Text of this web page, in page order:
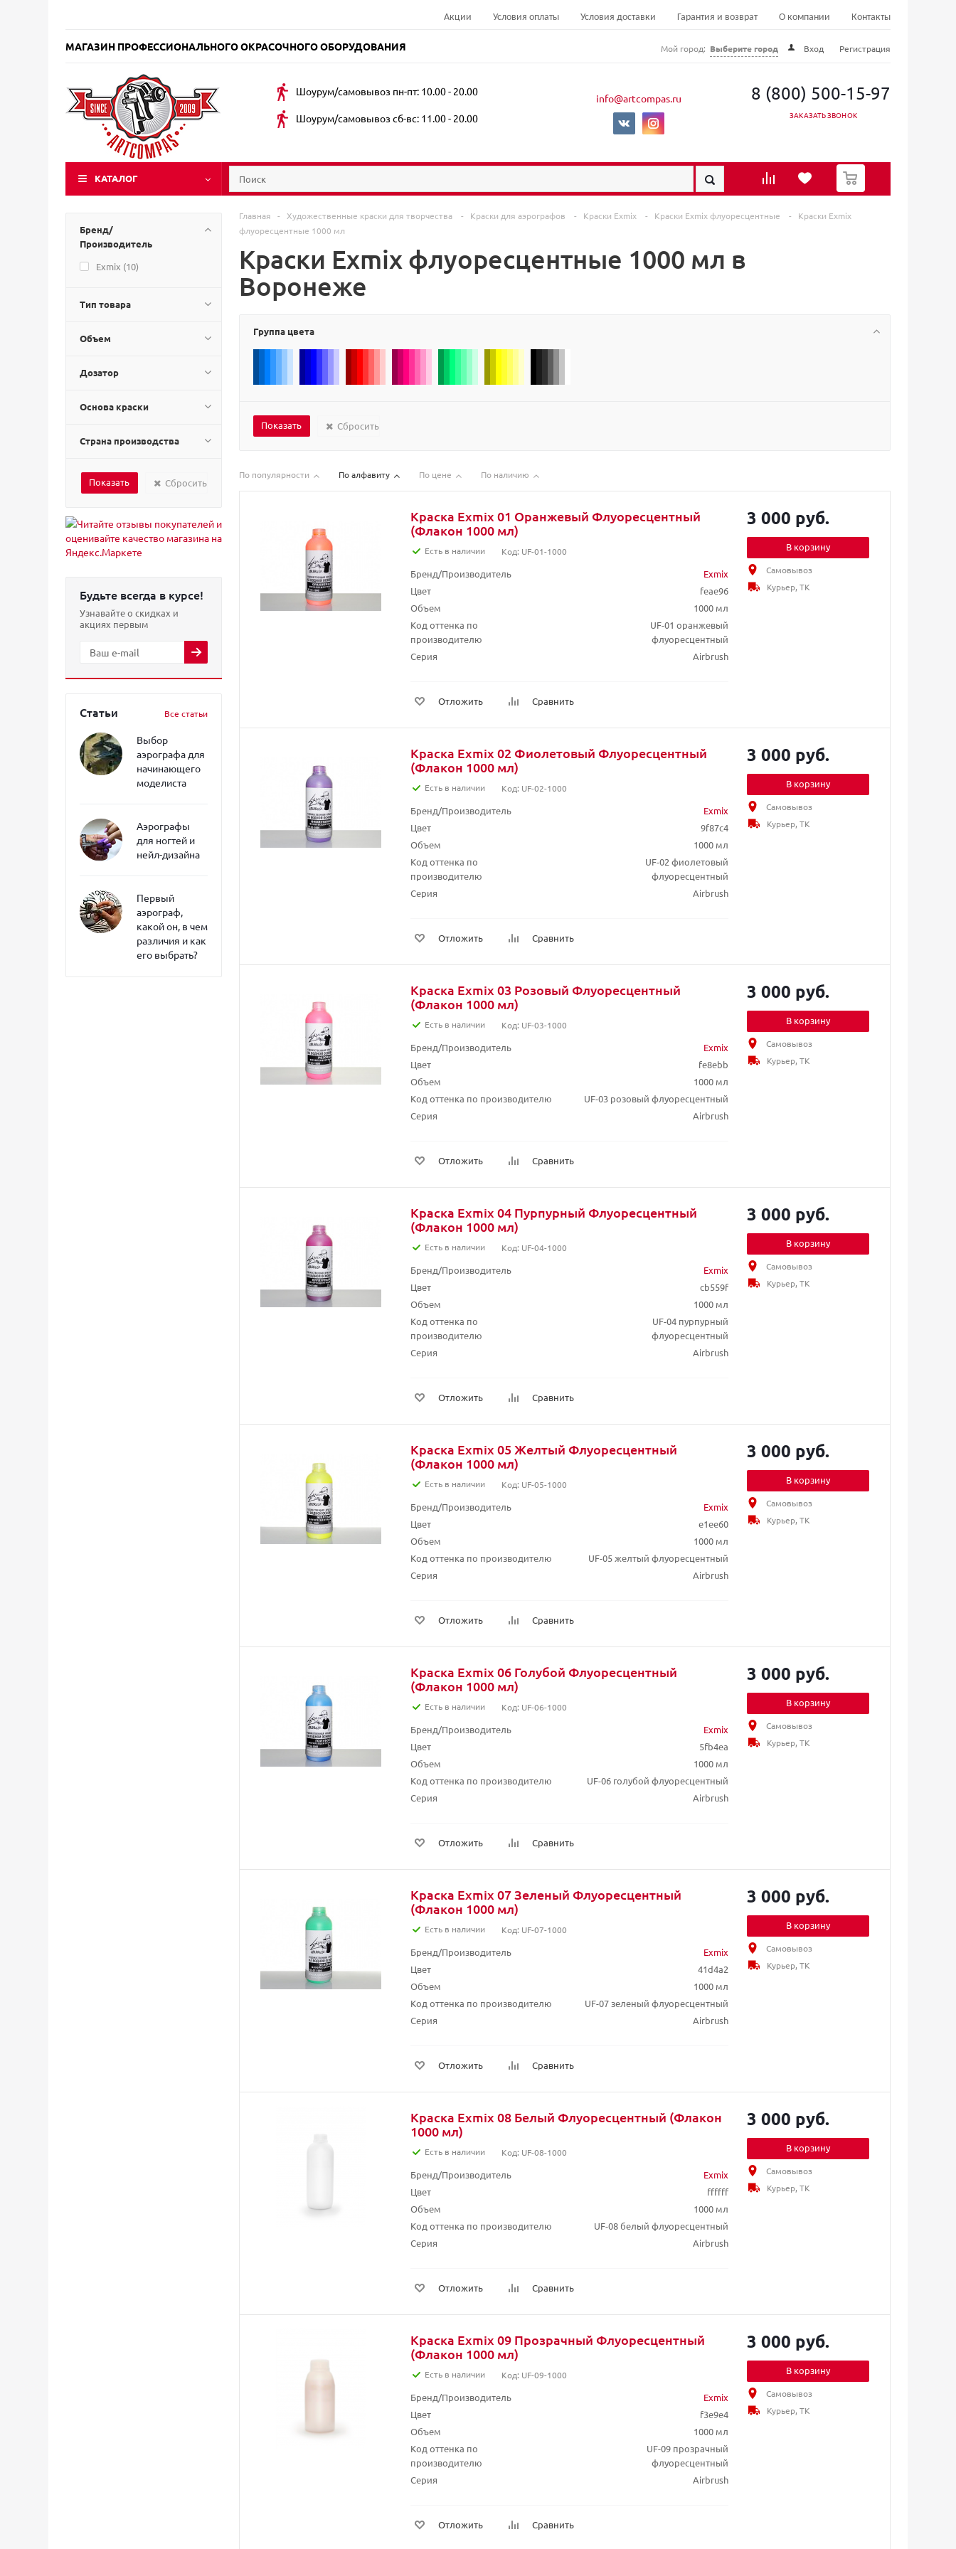
Акции Условия оплаты Условия доставки Гарантия и возврат О компании Контакты
МАГАЗИН ПРОФЕССИОНАЛЬНОГО ОКРАСОЧНОГО ОБОРУДОВАНИЯ Мой город: Выберите город Вход Регистрация
Шоурум/самовывоз пн-пт: 10.00 - 20.00
Шоурум/самовывоз сб-вс: 11.00 - 20.00
info@artcompas.ru 8 (800) 500-15-97
ЗАКАЗАТЬ ЗВОНОК
КАТАЛОГ
0
Бренд/
Производитель
Exmix (10)
Тип товара
Объем
Дозатор
Основа краски
Страна производства
Сбросить
Будьте всегда в курсе!
Узнавайте о скидках и
акциях первым
Статьи Все статьи
Выбор
аэрографа для
начинающего
моделиста
Аэрографы
для ногтей и
нейл-дизайна
Первый
аэрограф,
какой он, в чем
различия и как
его выбрать?
Главная - Художественные краски для творчества - Краски для аэрографов - Краски Exmix - Краски Exmix флуоресцентные -
Краски Exmix
флуоресцентные 1000 мл
Краски Exmix флуоресцентные 1000 мл в
Воронеже
Группа цвета
Сбросить
По популярности По алфавиту По цене По наличию
Краска Exmix 01 Оранжевый Флуоресцентный
(Флакон 1000 мл)
Есть в наличии Код: UF-01-1000
Бренд/Производитель
Exmix
Цвет
feae96
Объем
1000 мл
Код оттенка по
производителю
UF-01 оранжевый
флуоресцентный
Серия
Airbrush
Отложить Сравнить
3 000 руб.
В корзину
Самовывоз
Курьер, ТК
Краска Exmix 02 Фиолетовый Флуоресцентный
(Флакон 1000 мл)
Есть в наличии Код: UF-02-1000
Бренд/Производитель
Exmix
Цвет
9f87c4
Объем
1000 мл
Код оттенка по
производителю
UF-02 фиолетовый
флуоресцентный
Серия
Airbrush
Отложить Сравнить
3 000 руб.
В корзину
Самовывоз
Курьер, ТК
Краска Exmix 03 Розовый Флуоресцентный
(Флакон 1000 мл)
Есть в наличии Код: UF-03-1000
Бренд/Производитель
Exmix
Цвет
fe8ebb
Объем
1000 мл
Код оттенка по производителю
UF-03 розовый флуоресцентный
Серия
Airbrush
Отложить Сравнить
3 000 руб.
В корзину
Самовывоз
Курьер, ТК
Краска Exmix 04 Пурпурный Флуоресцентный
(Флакон 1000 мл)
Есть в наличии Код: UF-04-1000
Бренд/Производитель
Exmix
Цвет
cb559f
Объем
1000 мл
Код оттенка по
производителю
UF-04 пурпурный
флуоресцентный
Серия
Airbrush
Отложить Сравнить
3 000 руб.
В корзину
Самовывоз
Курьер, ТК
Краска Exmix 05 Желтый Флуоресцентный
(Флакон 1000 мл)
Есть в наличии Код: UF-05-1000
Бренд/Производитель
Exmix
Цвет
e1ee60
Объем
1000 мл
Код оттенка по производителю
UF-05 желтый флуоресцентный
Серия
Airbrush
Отложить Сравнить
3 000 руб.
В корзину
Самовывоз
Курьер, ТК
Краска Exmix 06 Голубой Флуоресцентный
(Флакон 1000 мл)
Есть в наличии Код: UF-06-1000
Бренд/Производитель
Exmix
Цвет
5fb4ea
Объем
1000 мл
Код оттенка по производителю
UF-06 голубой флуоресцентный
Серия
Airbrush
Отложить Сравнить
3 000 руб.
В корзину
Самовывоз
Курьер, ТК
Краска Exmix 07 Зеленый Флуоресцентный
(Флакон 1000 мл)
Есть в наличии Код: UF-07-1000
Бренд/Производитель
Exmix
Цвет
41d4a2
Объем
1000 мл
Код оттенка по производителю
UF-07 зеленый флуоресцентный
Серия
Airbrush
Отложить Сравнить
3 000 руб.
В корзину
Самовывоз
Курьер, ТК
Краска Exmix 08 Белый Флуоресцентный (Флакон
1000 мл)
Есть в наличии Код: UF-08-1000
Бренд/Производитель
Exmix
Цвет
ffffff
Объем
1000 мл
Код оттенка по производителю
UF-08 белый флуоресцентный
Серия
Airbrush
Отложить Сравнить
3 000 руб.
В корзину
Самовывоз
Курьер, ТК
Краска Exmix 09 Прозрачный Флуоресцентный
(Флакон 1000 мл)
Есть в наличии Код: UF-09-1000
Бренд/Производитель
Exmix
Цвет
f3e9e4
Объем
1000 мл
Код оттенка по
производителю
UF-09 прозрачный
флуоресцентный
Серия
Airbrush
Отложить Сравнить
3 000 руб.
В корзину
Самовывоз
Курьер, ТК